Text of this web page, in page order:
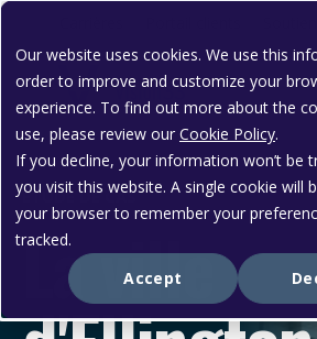
Our website uses cookies. We use this
order to improve and customize your
experience. To find out more about the
use, please review our Cookie Policy.
If you decline, your information won’t be
you visit this website. A single cookie will
your browser to remember your
tracked.
Accept
ÉTUDE DE CAS
La ville